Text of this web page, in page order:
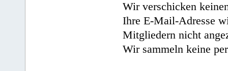
Wir verschicken
Ihre E-Mail-Adresse
Mitgliedern nicht
Wir sammeln keine